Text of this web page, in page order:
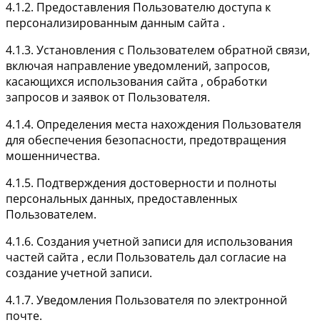
4.1.2. Предоставления Пользователю доступа к
персонализированным данным сайта .
4.1.3. Установления с Пользователем обратной связи,
включая направление уведомлений, запросов,
касающихся использования сайта , обработки
запросов и заявок от Пользователя.
4.1.4. Определения места нахождения Пользователя
для обеспечения безопасности, предотвращения
мошенничества.
4.1.5. Подтверждения достоверности и полноты
персональных данных, предоставленных
Пользователем.
4.1.6. Создания учетной записи для использования
частей сайта , если Пользователь дал согласие на
создание учетной записи.
4.1.7. Уведомления Пользователя по электронной
почте.